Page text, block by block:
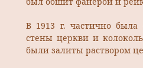
В 1913 г. частично была
стены церкви и
были залиты раствором